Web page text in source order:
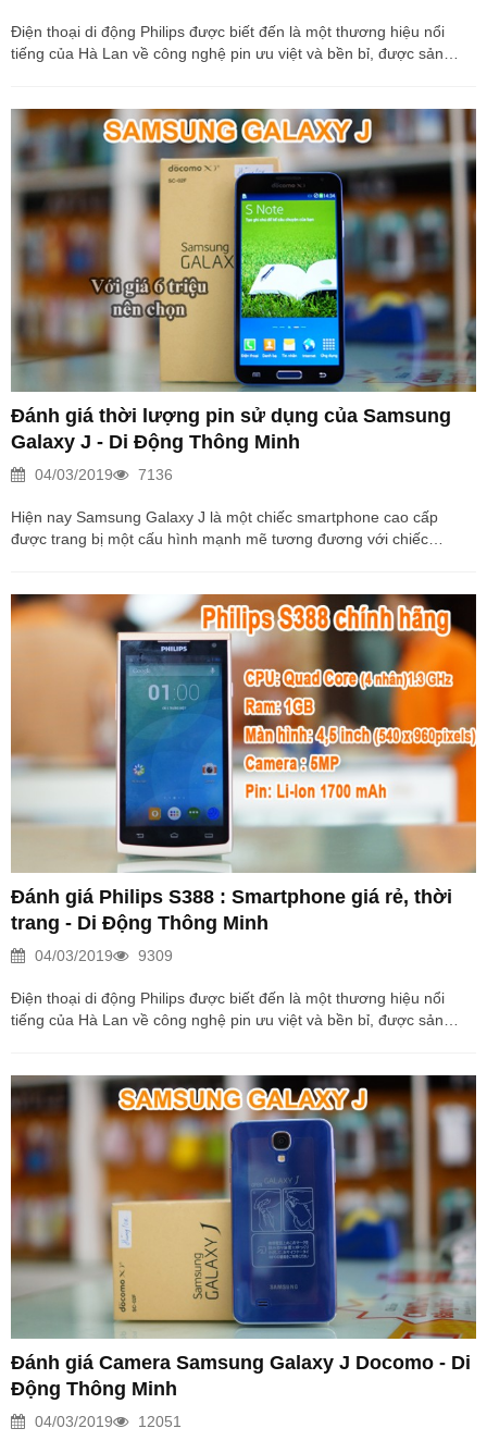
Điện thoại di động Philips được biết đến là một thương hiệu nổi
tiếng của Hà Lan về công nghệ pin ưu việt và bền bỉ, được sản
2 sóng, giá rẻ với nhiều tính năng giải trí tuyệt vời. Với giá bán chỉ
390 ngàn đồng, “chú dế” này được xem như đối thủ trực tiếp
của dòng điện thoại cơ bản giá rẻ như Nokia 106, Nokia 107 hay
Samsung Piton B310. Hôm nay...
Đánh giá thời lượng pin sử dụng của Samsung
Galaxy J - Di Động Thông Minh
04/03/2019 7136
Hiện nay Samsung Galaxy J là một chiếc smartphone cao cấp
được trang bị một cấu hình mạnh mẽ tương đương với chiếc
chiếc Galaxy S4 từng thu hút rất nhiều sự chú ý của người yêu
công nghệ. Vậy ngoài việc sở hữu một cấu hình khủng, một thiết kế
lịch lãm thì hẳn có rất nhiều bạn quan tâm tới hiệu suất pin của sản
phẩm này ra sao??...
Đánh giá Philips S388 : Smartphone giá rẻ, thời
trang - Di Động Thông Minh
04/03/2019 9309
Điện thoại di động Philips được biết đến là một thương hiệu nổi
tiếng của Hà Lan về công nghệ pin ưu việt và bền bỉ, được sản
gian qua, thì lần này hãng đã mang tới thị trường Việt Nam bộ đôi
smartphone thời trang S388 và S308, hứa hẹn sẽ tạo ra một cơn
sốt mới trong phân khúc smartphone giá rẻ. Hôm nay, DDTM mời
các bạn cùng trên tay cũng như đánh...
Đánh giá Camera Samsung Galaxy J Docomo - Di
Động Thông Minh
04/03/2019 12051